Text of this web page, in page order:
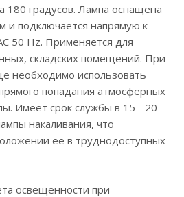
180 градусов. Лампа оснащена
и подключается напрямую к
50 Hz. Применяется для
складских помещений. При
необходимо использовать
попадания атмосферных
Имеет срок службы в 15 - 20
накаливания, что
ее в труднодоступных
освещенности при